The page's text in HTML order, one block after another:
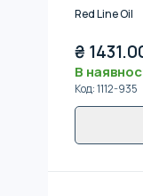
Red Line Oil
₴
В
Код:1112-935